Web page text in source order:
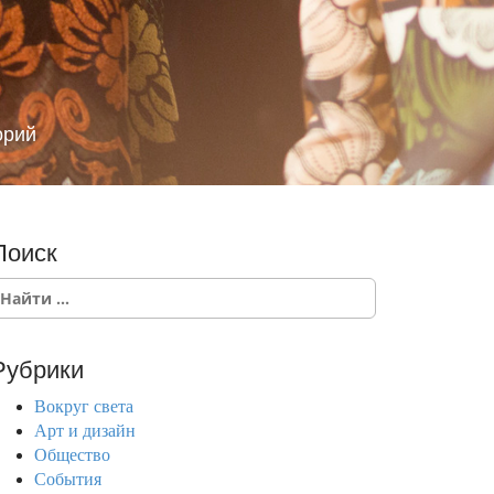
Вокруг света
Арт и дизайн
Общество
События